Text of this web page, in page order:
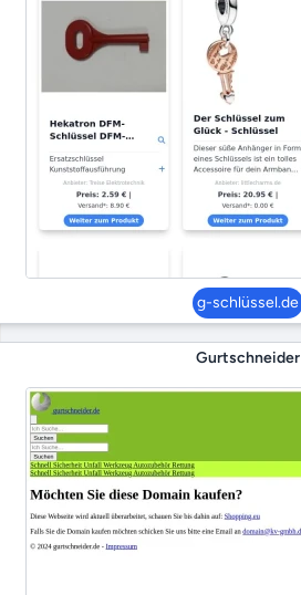
g-schlüssel.de
Gurtschneider